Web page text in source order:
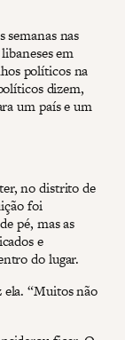
semanas nas
em
políticos na
dizem,
um país e um
no distrito de
foi
pé, mas as
e
do lugar.
ela. “Muitos não